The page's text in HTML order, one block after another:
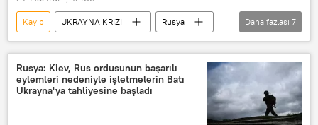
Kayıp UKRAYNA KRİZİ
Rusya
Rusya Savunma Bakanlığı
Rus Silahlı Kuvvetleri
Ukrayna
Donbass
Ukrayna ordusu
Daha fazlası 7
Rusya: Kiev, Rus ordusunun başarılı
eylemleri nedeniyle işletmelerin Batı
Ukrayna'ya tahliyesine başladı